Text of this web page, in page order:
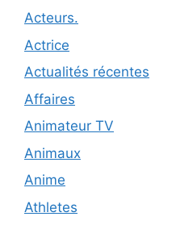
Acteurs.
Actrice
Actualités récentes
Affaires
Animateur TV
Animaux
Anime
Athletes